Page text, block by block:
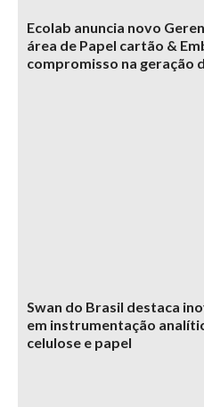
Ecolab anuncia novo
área de Papel cartão &
compromisso na geração
Swan do Brasil destaca
em instrumentação
celulose e papel